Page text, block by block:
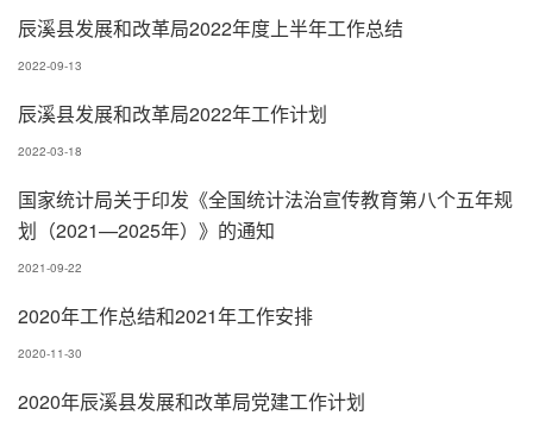
辰溪县发展和改革局2022年度上半年工作总结
2022-09-13
辰溪县发展和改革局2022年工作计划
2022-03-18
国家统计局关于印发《全国统计法治宣传教育第八个五年规
划（2021—2025年）》的通知
2021-09-22
2020年工作总结和2021年工作安排
2020-11-30
2020年辰溪县发展和改革局党建工作计划